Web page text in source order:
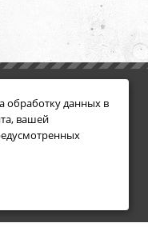
обработку данных в
вашей